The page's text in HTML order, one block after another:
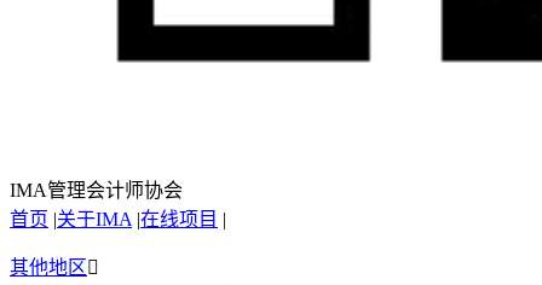
IMA管理会计师协会
首页 |关于IMA |在线项目 |
其他地区